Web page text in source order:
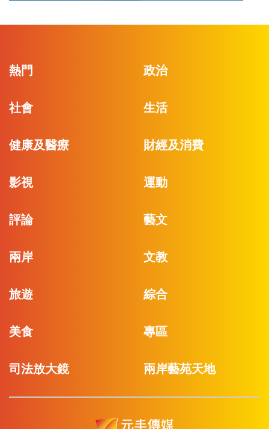
熱門 政治
社會 生活
健康及醫療 財經及消費
影視 運動
評論 藝文
兩岸 文教
旅遊 綜合
美食 專區
司法放大鏡 兩岸藝苑天地